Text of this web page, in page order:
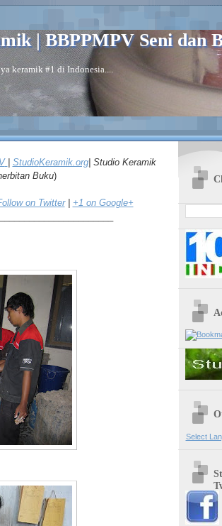
| BBPPMPV Seni dan
keramik #1 di Indonesia....
StudioKeramik.org| Studio Keramik
Buku)
on Twitter| +1 on Google+
Select